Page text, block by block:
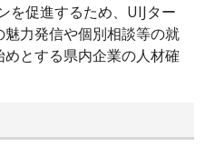
を促進するため、UIJター
力発信や個別相談等の就
とする県内企業の人材確